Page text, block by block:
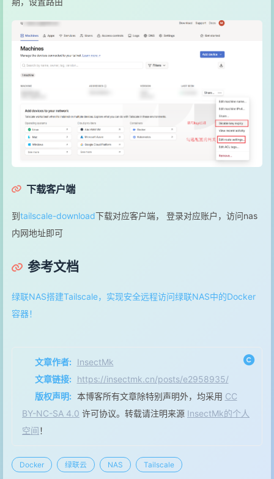
下载客户端
到tailscale-download下载对应客户端， 登录对应账户，访问nas
内网地址即可
参考文档
绿联NAS搭建Tailscale，实现安全远程访问绿联NAS中的Docker
容器！
文章作者:
InsectMk
文章链接:
https://insectmk.cn/posts/e2958935/
版权声明: 本博客所有文章除特别声明外，均采用 CC
BY-NC-SA 4.0 许可协议。转载请注明来源 InsectMk的个人
空间！
Docker 绿联云 NAS Tailscale